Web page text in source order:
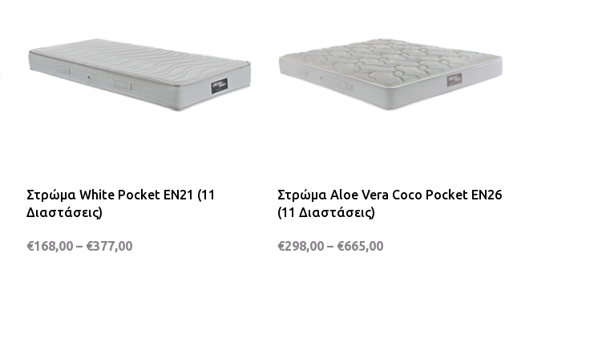
Στρώμα White Pocket EN21 (11
Διαστάσεις)
€168,00 – €377,00
Στρώμα Aloe Vera Coco Pocket EN26
(11 Διαστάσεις)
€298,00 – €665,00